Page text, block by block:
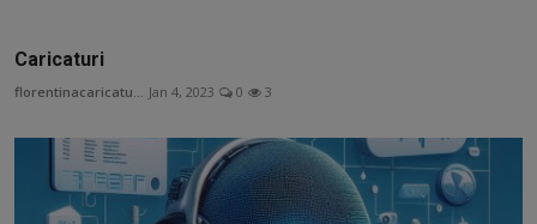
Caricaturi
florentinacaricatu... Jan 4, 2023 0 3